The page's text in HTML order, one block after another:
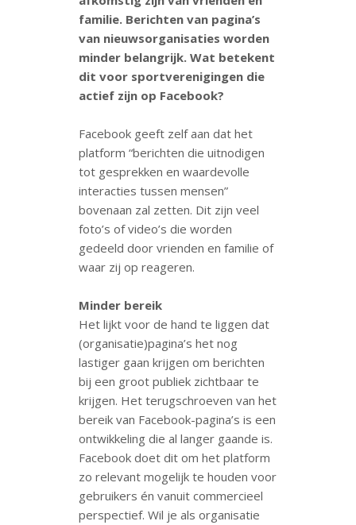
familie. Berichten van pagina’s
van nieuwsorganisaties worden
minder belangrijk. Wat betekent
dit voor sportverenigingen die
actief zijn op Facebook?
Facebook geeft zelf aan dat het
platform “berichten die uitnodigen
tot gesprekken en waardevolle
interacties tussen mensen”
bovenaan zal zetten. Dit zijn veel
foto’s of video’s die worden
gedeeld door vrienden en familie of
waar zij op reageren.
Minder bereik
Het lijkt voor de hand te liggen dat
(organisatie)pagina’s het nog
lastiger gaan krijgen om berichten
bij een groot publiek zichtbaar te
krijgen. Het terugschroeven van het
bereik van Facebook-pagina’s is een
ontwikkeling die al langer gaande is.
Facebook doet dit om het platform
zo relevant mogelijk te houden voor
gebruikers én vanuit commercieel
perspectief. Wil je als organisatie